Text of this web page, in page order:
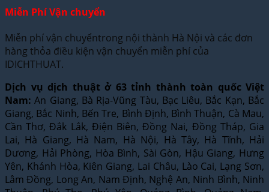
Miễn Phí Vận chuyển
Miễn phí vận chuyểntrong nội thành Hà Nội và các đơn
hàng thỏa điều kiện vận chuyển miễn phí của
IDICHTHUAT.
Dịch vụ dịch thuật ở 63 tỉnh thành toàn quốc Việt
Nam: An Giang, Bà Rịa-Vũng Tàu, Bạc Liêu, Bắc Kạn, Bắc
Giang, Bắc Ninh, Bến Tre, Bình Định, Bình Thuận, Cà Mau,
Cần Thơ, Đắk Lắk, Điện Biên, Đồng Nai, Đồng Tháp, Gia
Lai, Hà Giang, Hà Nam, Hà Nội, Hà Tây, Hà Tĩnh, Hải
Dương, Hải Phòng, Hòa Bình, Sài Gòn, Hậu Giang, Hưng
Yên, Khánh Hòa, Kiên Giang, Lai Châu, Lào Cai, Lạng Sơn,
Lâm Đồng, Long An, Nam Định, Nghệ An, Ninh Bình, Ninh